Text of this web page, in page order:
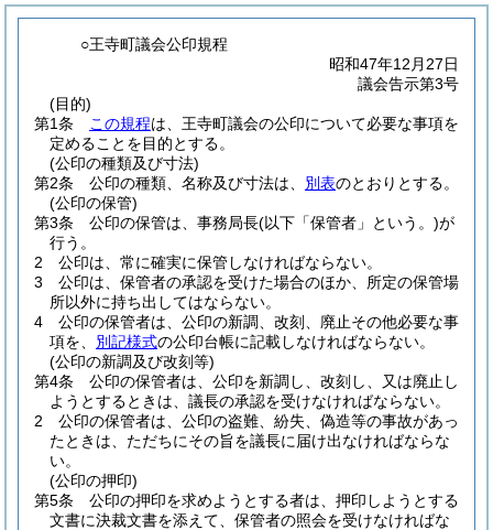
○王寺町議会公印規程
昭和47年12月27日
議会告示第3号
(目的)
第1条
この規程は、王寺町議会の公印について必要な事項を
定めることを目的とする。
(公印の種類及び寸法)
第2条
公印の種類、名称及び寸法は、 別表のとおりとする。
(公印の保管)
第3条
公印の保管は、事務局長(以下「保管者」という。)が
行う。
2
公印は、常に確実に保管しなければならない。
3
公印は、保管者の承認を受けた場合のほか、所定の保管場
所以外に持ち出してはならない。
4
公印の保管者は、公印の新調、改刻、廃止その他必要な事
項を、 別記様式の公印台帳に記載しなければならない。
(公印の新調及び改刻等)
第4条
公印の保管者は、公印を新調し、改刻し、又は廃止し
ようとするときは、議長の承認を受けなければならない。
2
公印の保管者は、公印の盗難、紛失、偽造等の事故があっ
たときは、ただちにその旨を議長に届け出なければならな
い。
(公印の押印)
第5条
公印の押印を求めようとする者は、押印しようとする
文書に決裁文書を添えて、保管者の照会を受けなければな